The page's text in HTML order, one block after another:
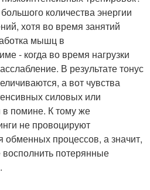
количества энергии
хотя во время занятий
мышц в
- когда во время нагрузки
В результате тонус
а вот чувства
силовых или
в помине. К тому же
не провоцируют
обменных процессов, а значит,
восполнить потерянные